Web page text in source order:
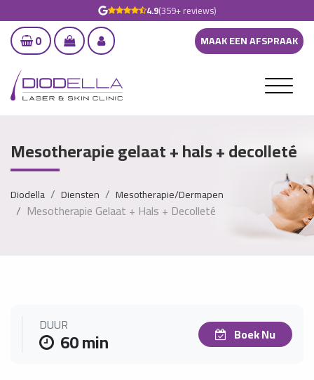
4.9(359+ reviews)
0 MAAK EEN AFSPRAAK
Mesotherapie gelaat + hals + decolleté
Diodella Diensten Mesotherapie/Dermapen
Mesotherapie Gelaat + Hals + Decolleté
DUUR
60 min Boek Nu